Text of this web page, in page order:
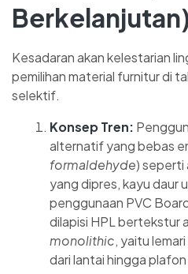
Kesadaran akan kelestarian
pemilihan material furnitur di
selektif.
Konsep Tren:
alternatif yang bebas
formaldehyde) seperti
yang dipres, kayu daur
penggunaan PVC
dilapisi HPL bertekstur
monolithic, yaitu
dari lantai hingga